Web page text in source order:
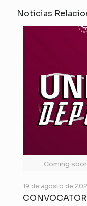
Noticias
Coming
19 de agosto de